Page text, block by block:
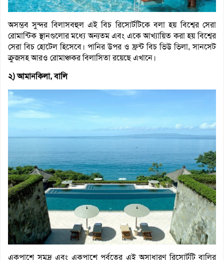
অসম্ভব সুন্দর বিলাসবহুল এই বিচ রিসোর্টটিকে বলা হয় বিশ্বের সেরা
রোমান্টিক স্থানগুলোর মধ্যে অন্যতম এবং একে আখ্যায়িত করা হয় বিশ্বের
সেরা বিচ হোটেল হিসেবে। পানির উপর ও ফ্রন্ট বিচ ভিউ ভিলা, সানসেট
ক্রুজসহ আরও রোমাঞ্চকর বিলাসিতা রয়েছে এখানে।
২) আমানকিলা, বালি
একপাশে সমুদ্র এবং একপাশে পর্বতের এই অসাধারণ রিসোর্টটি বালির